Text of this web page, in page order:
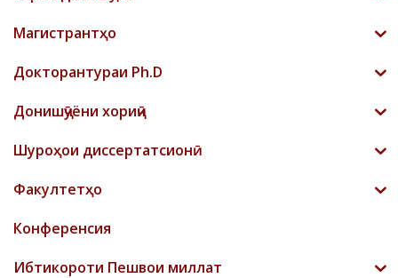
Магистрантҳо
Докторантураи Ph.D
Донишҷӯёни хориҷӣ
Шyроҳои диссертатсионӣ
Факултетҳо
Конференсия
Ибтикороти Пешвои миллат